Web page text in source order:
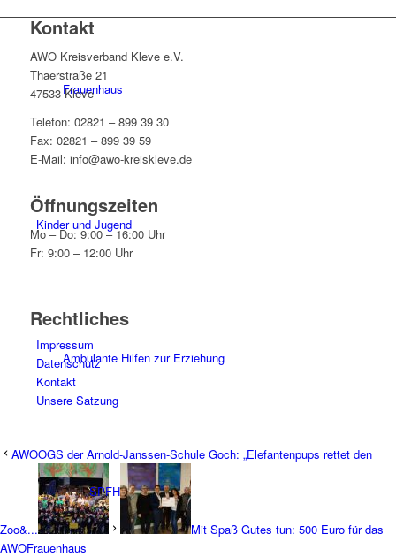
Frauenhaus
Kinder und Jugend
Ambulante Hilfen zur Erziehung
SPFH
Kontakt
AWO Kreisverband Kleve e.V.
Thaerstraße 21
47533 Kleve
Telefon: 02821 – 899 39 30
Fax: 02821 – 899 39 59
E-Mail: info@awo-kreiskleve.de
Öffnungszeiten
Mo – Do: 9:00 – 16:00 Uhr
Fr: 9:00 – 12:00 Uhr
Rechtliches
Impressum
Datenschutz
Kontakt
Unsere Satzung
AWOOGS der Arnold-Janssen-Schule Goch: „Elefantenpups rettet den
Zoo&...
Mit Spaß Gutes tun: 500 Euro für das
AWOFrauenhaus